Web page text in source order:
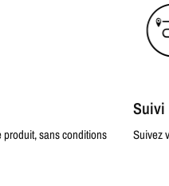
sans conditions
Suivi
Suivez